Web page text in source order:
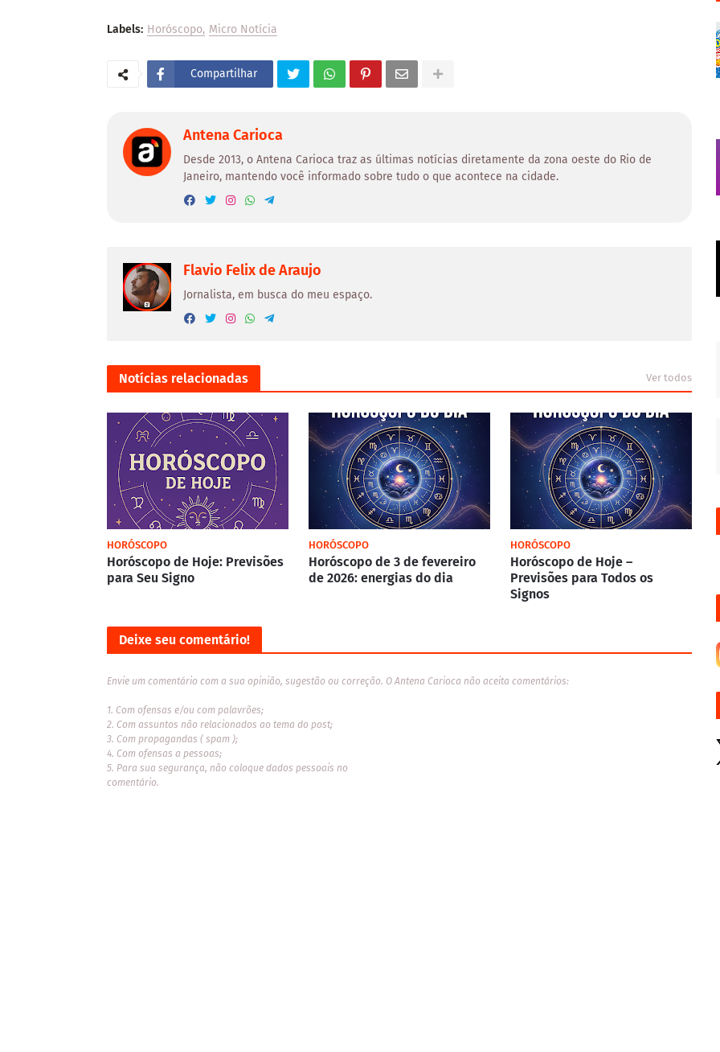
Labels: Horóscopo Micro Notícia
Compartilhar
Antena Carioca
Desde 2013, o Antena Carioca traz as últimas notícias diretamente da zona oeste do Rio de
Janeiro, mantendo você informado sobre tudo o que acontece na cidade.
Flavio Felix de Araujo
Jornalista, em busca do meu espaço.
Notícias relacionadas Ver todos
HORÓSCOPO
Horóscopo de Hoje: Previsões
para Seu Signo
HORÓSCOPO
Horóscopo de 3 de fevereiro
de 2026: energias do dia
HORÓSCOPO
Horóscopo de Hoje –
Previsões para Todos os
Signos
Deixe seu comentário!
Envie um comentário com a sua opinião, sugestão ou correção. O Antena Carioca não aceita comentários:
1. Com ofensas e/ou com palavrões;
2. Com assuntos não relacionados ao tema do post;
3. Com propagandas ( spam );
4. Com ofensas a pessoas;
5. Para sua segurança, não coloque dados pessoais no
comentário.